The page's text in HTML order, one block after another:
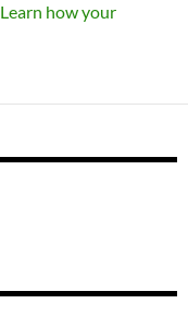
Learn how your